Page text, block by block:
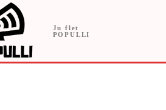
Ju flet
POPULLI